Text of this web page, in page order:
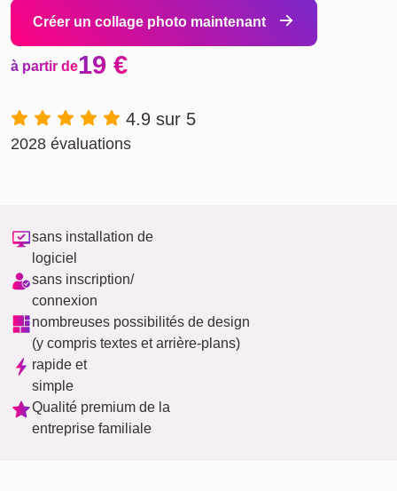
Créer un collage photo maintenant
à partir de19 €
4.9 sur 5
2028 évaluations
sans installation de
logiciel
sans inscription/
connexion
nombreuses possibilités de design
(y compris textes et arrière-plans)
rapide et
simple
Qualité premium de la
entreprise familiale